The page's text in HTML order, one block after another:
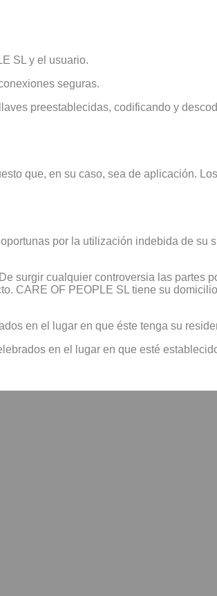
SL y el usuario.
seguras.
preestablecidas, codificando y
que, en su caso, sea de aplicación.
por la utilización indebida de su
surgir cualquier controversia las partes
CARE OF PEOPLE SL tiene su
en el lugar en que éste tenga su
en el lugar en que esté